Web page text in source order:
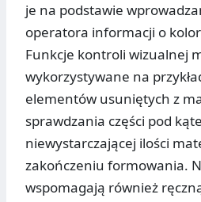
je na podstawie
operatora informacji o
Funkcje kontroli wizualnej
wykorzystywane na
elementów usuniętych z
sprawdzania części pod
niewystarczającej ilości
zakończeniu formowania.
wspomagają również